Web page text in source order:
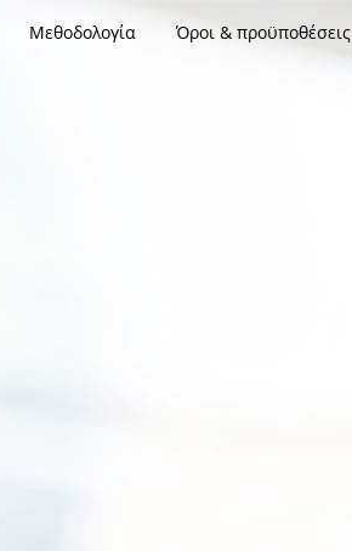
Μεθοδολογία Όροι & προϋποθέσεις